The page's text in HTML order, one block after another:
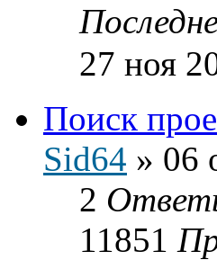
27 ноя
Поиск
Sid64 » 06
2
11851